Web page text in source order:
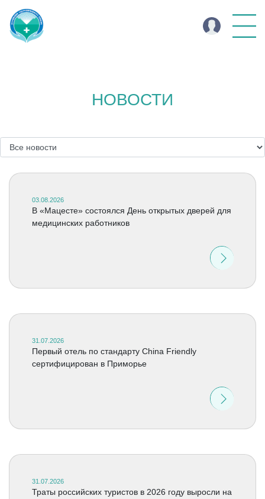
НОВОСТИ
03.08.2026
В «Мацесте» состоялся День открытых дверей для
медицинских работников
31.07.2026
Первый отель по стандарту China Friendly
сертифицирован в Приморье
31.07.2026
Траты российских туристов в 2026 году выросли на